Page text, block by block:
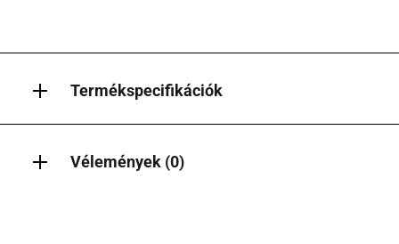
Termékspecifikációk
Vélemények (0)